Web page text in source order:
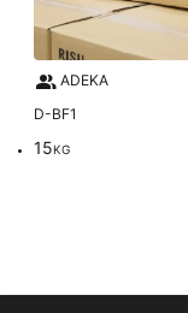
ADEKA
D-BF1
15KG